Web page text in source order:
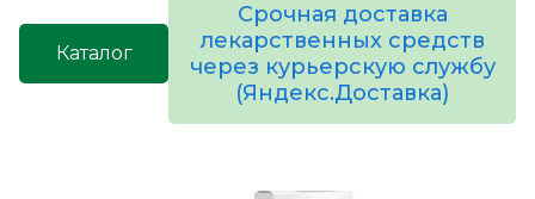
Каталог
Срочная доставка
лекарственных средств
через курьерскую службу
(Яндекс.Доставка)